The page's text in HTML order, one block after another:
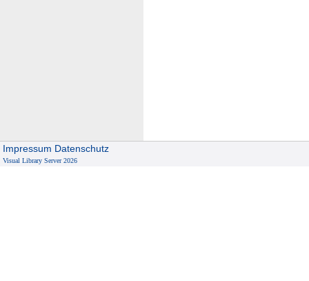
Impressum Datenschutz
Visual Library Server 2026